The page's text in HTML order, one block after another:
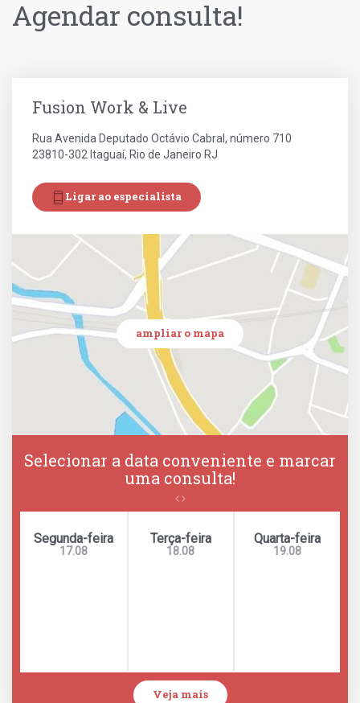
Transtornos Plaquetários
Trombocitopenia
Talassemia
Agendar consulta!
Fusion Work & Live
Rua Avenida Deputado Octávio Cabral, número 710
23810-302 Itaguaí, Rio de Janeiro RJ
Ligar ao especialista
ampliar o mapa
Selecionar a data conveniente e marcar
uma consulta!
Segunda-feira
17.08
Terça-feira
18.08
Quarta-feira
19.08
Veja mais